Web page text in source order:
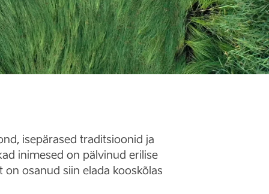
isepärased traditsioonid ja
inimesed on pälvinud erilise
osanud siin elada kooskõlas